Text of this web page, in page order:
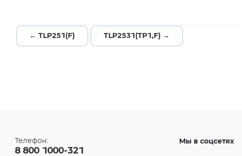
← TLP251(F) TLP2531(TP1,F) →
Телефон:
8 800 1000-321
Мы в соцсетях